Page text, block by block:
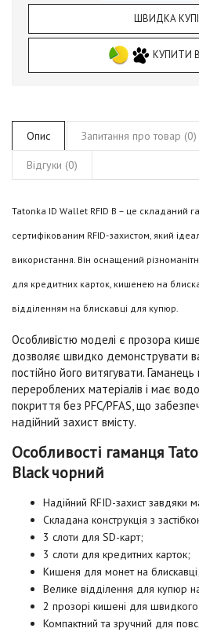
ШВИДКА
КУПИТИ
Опис Запитання про товар (0)
Відгуки (0)
Tatonka ID Wallet RFID B – це складаний
сертифікованим RFID-захистом, який
використання. Він оснащений
для кредитних карток, кишенею на
відділенням на блискавці для купюр.
Особливістю моделі є прозора
дозволяє швидко демонструвати
постійно його витягувати.
перероблених матеріалів і має
покриття без PFC/PFAS, що
надійний захист вмісту.
Особливості гаманця
Black чорний
Надійний RFID-захист завдяки
Складана конструкція з
3 слоти для SD-карт;
3 слоти для кредитних карток;
Кишеня для монет на блискавці;
Велике відділення для купюр
2 прозорі кишені для
Компактний та зручний для